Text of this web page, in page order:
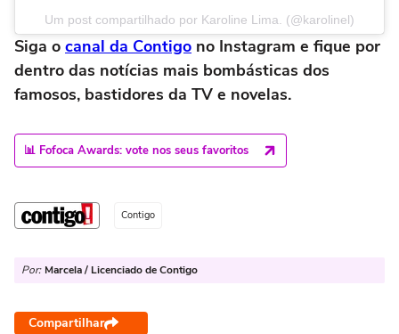
Um post compartilhado por Karoline Lima. (@karolinel)
Siga o canal da Contigo no Instagram e fique por
dentro das notícias mais bombásticas dos
famosos, bastidores da TV e novelas.
📊 Fofoca Awards: vote nos seus favoritos
Contigo
Por: Marcela / Licenciado de Contigo
Compartilhar